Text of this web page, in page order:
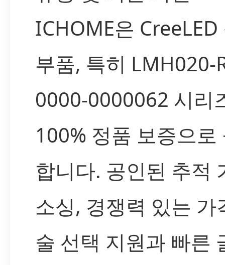
ICHOME은 CreeLED
부품, 특히 LMH020-
0000-0000062 시리
100% 정품 보증으로
합니다. 공인된 추적
소싱, 경쟁력 있는 가
술 선택 지원과 빠른